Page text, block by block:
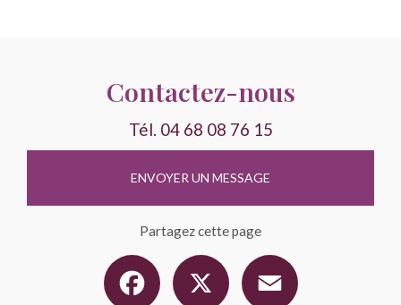
Contactez-nous
Tél. 04 68 08 76 15
ENVOYER UN MESSAGE
Partagez cette page
Facebook